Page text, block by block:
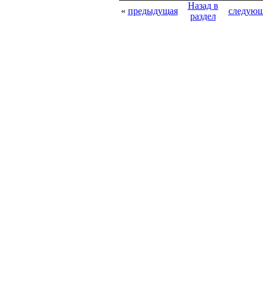
« предыдущая
Назад в
раздел